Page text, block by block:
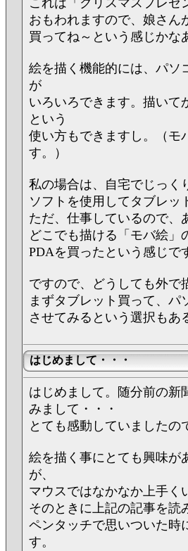
これは「クリスマスプレゼ
おもわれますので、娘さん
買ってね～という感じかな
絵を描く機能的には、パソ
が
いろいろできます。描いて
という
使い方もできますし。（モ
す。）
私の場合は、自宅でじっく
ソフトを使用してタブレッ
ただ、仕事しているので、
どこでも描ける「モバ絵
PDAを買ったという感じで
ですので、どうしても外で
まずタブレット買って、パ
させてみるという選択もあ
はじめまして・・・
はじめまして。随分前の新
みまして・・・
とても感動していました
絵を描く事にとても興味が
が、
マウスではなかなか上手く
そのときに上記の記事を読
ペンタッチで思いついた時
す。